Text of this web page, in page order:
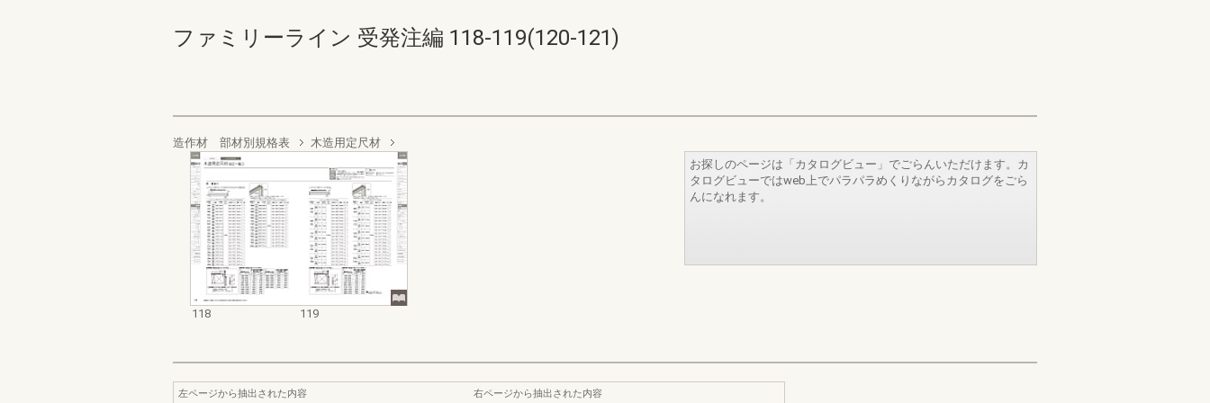
ファミリーライン 受発注編 118-119(120-121)
造作材 部材別規格表 木造用定尺材
118 119
お探しのページは「カタログビュー」でごらんいただけます。カ
タログビューではweb上でパラパラめくりながらカタログをごら
んになれます。
左ページから抽出された内容
右ページから抽出された内容